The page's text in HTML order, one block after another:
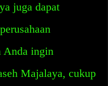
juga dapat
Anda ingin
Majalaya, cukup